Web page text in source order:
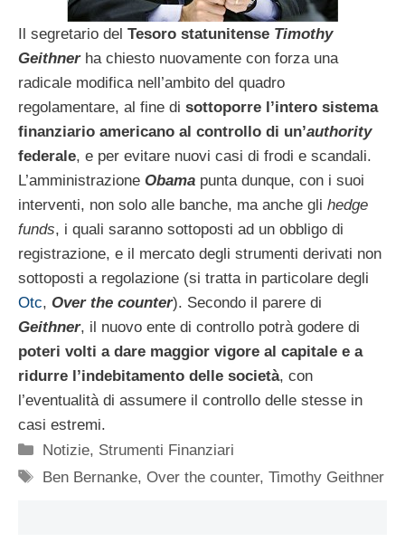
Il segretario del Tesoro statunitense Timothy
Geithnerha chiesto nuovamente con forza una
radicale modifica nell’ambito del quadro
regolamentare, al fine di sottoporre l’intero sistema
finanziario americano al controllo di un’authority
federale, e per evitare nuovi casi di frodi e scandali.
L’amministrazione Obama punta dunque, con i suoi
interventi, non solo alle banche, ma anche gli hedge
funds, i quali saranno sottoposti ad un obbligo di
registrazione, e il mercato degli strumenti derivati non
sottoposti a regolazione (si tratta in particolare degli
Otc, Over the counter). Secondo il parere di
Geithner, il nuovo ente di controllo potrà godere di
poteri volti a dare maggior vigore al capitale e a
ridurre l’indebitamento delle società, con
l’eventualità di assumere il controllo delle stesse in
casi estremi.
Categorie
Notizie, Strumenti Finanziari
Tag
Ben Bernanke,Over the counter,Timothy Geithner